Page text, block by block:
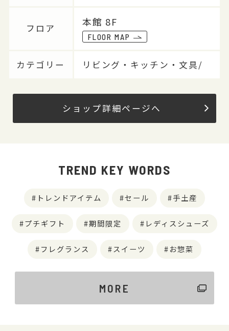
フロア
本館 8F
FLOOR MAP
カテゴリー リビング・キッチン・文具/
ショップ詳細ページへ
TREND KEY WORDS
トレンドアイテム セール 手土産
プチギフト 期間限定 レディスシューズ
フレグランス スイーツ お惣菜
MORE